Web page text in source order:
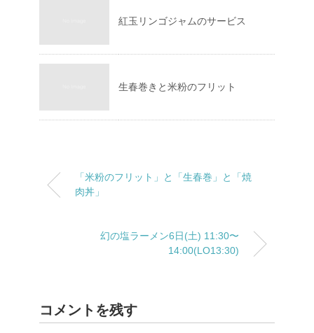
紅玉リンゴジャムのサービス
生春巻きと米粉のフリット
「米粉のフリット」と「生春巻」と「焼
肉丼」
幻の塩ラーメン 6日(土) 11:30〜
14:00(LO13:30)
コメントを残す